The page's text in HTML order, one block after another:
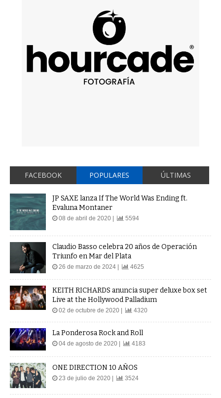
FACEBOOK POPULARES ÚLTIMAS
JP SAXE lanza If The World Was Ending ft.
Evaluna Montaner
08 de abril de 2020 | 5594
Claudio Basso celebra 20 años de Operación
Triunfo en Mar del Plata
26 de marzo de 2024 | 4625
KEITH RICHARDS anuncia super deluxe box set
Live at the Hollywood Palladium
02 de octubre de 2020 | 4320
La Ponderosa Rock and Roll
04 de agosto de 2020 | 4183
ONE DIRECTION 10 AÑOS
23 de julio de 2020 | 3524